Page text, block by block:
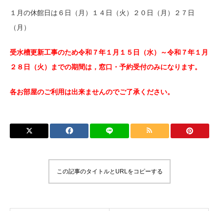
ご利用上の注意事項
講座案内
１月の休館日は６日（月）１４日（火）２０日（月）２７日
（月）
受水槽更新工事のため令和７年１月１５日（水）～令和７年１月
２８日（火）までの期間は，窓口・予約受付のみになります。
各お部屋のご利用は出来ませんのでご了承ください。
この記事のタイトルとURLをコピーする